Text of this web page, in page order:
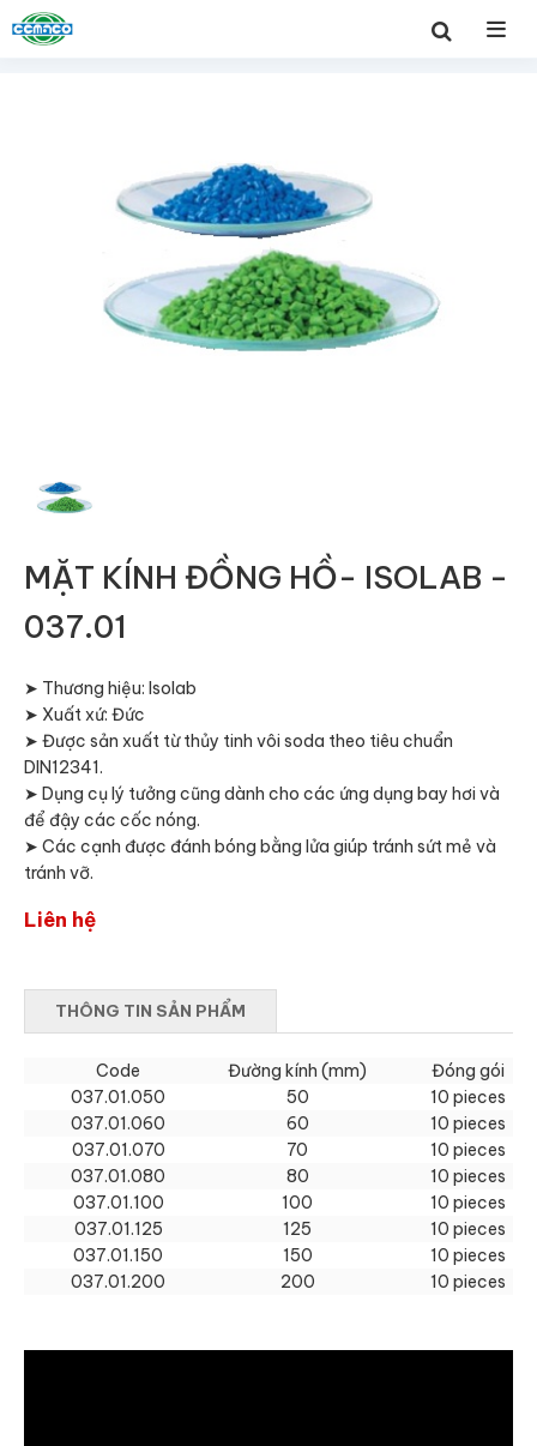
MẶT KÍNH ĐỒNG HỒ- ISOLAB -
037.01
➤ Thương hiệu: Isolab
➤ Xuất xứ: Đức
➤ Được sản xuất từ thủy tinh vôi soda theo tiêu chuẩn
DIN12341.
➤ Dụng cụ lý tưởng cũng dành cho các ứng dụng bay hơi và
để đậy các cốc nóng.
➤ Các cạnh được đánh bóng bằng lửa giúp tránh sứt mẻ và
tránh vỡ.
Liên hệ
THÔNG TIN SẢN PHẨM
Code Đường kính (mm)
Đóng gói
037.01.050
50
10 pieces
037.01.060
60
10 pieces
037.01.070
70
10 pieces
037.01.080
80
10 pieces
037.01.100
100
10 pieces
037.01.125
125
10 pieces
037.01.150
150
10 pieces
037.01.200
200 10 pieces